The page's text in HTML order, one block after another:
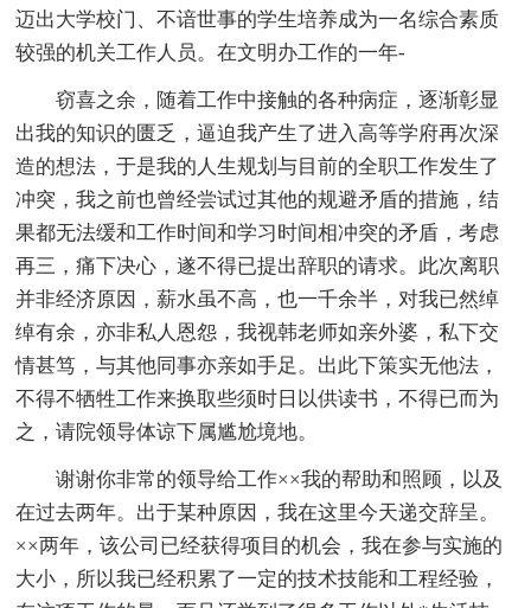
迈出大学校门、不谙世事的学生培养成为一名综合素质
较强的机关工作人员。在文明办工作的一年-
窃喜之余，随着工作中接触的各种病症，逐渐彰显
出我的知识的匮乏，逼迫我产生了进入高等学府再次深
造的想法，于是我的人生规划与目前的全职工作发生了
冲突，我之前也曾经尝试过其他的规避矛盾的措施，结
果都无法缓和工作时间和学习时间相冲突的矛盾，考虑
再三，痛下决心，遂不得已提出辞职的请求。此次离职
并非经济原因，薪水虽不高，也一千余半，对我已然绰
绰有余，亦非私人恩怨，我视韩老师如亲外婆，私下交
情甚笃，与其他同事亦亲如手足。出此下策实无他法，
不得不牺牲工作来换取些须时日以供读书，不得已而为
之，请院领导体谅下属尴尬境地。
谢谢你非常的领导给工作××我的帮助和照顾，以及
在过去两年。出于某种原因，我在这里今天递交辞呈。
××两年，该公司已经获得项目的机会，我在参与实施的
大小，所以我已经积累了一定的技术技能和工程经验，